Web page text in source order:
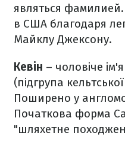
являться
в США благодаря
Майклу Джексону.
Кевін – чоловіче
(підгрупа
Поширено у
Початкова форма
"шляхетне